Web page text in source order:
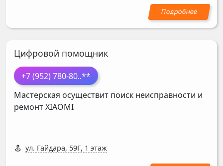
Цифровой помощник
+7 (952) 780-80..**
Мастерская осуществит поиск неисправности и
ремонтXIAOMI
ул. Гайдара, 59Г, 1 этаж